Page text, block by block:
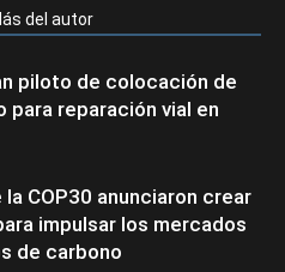
del autor
piloto de colocación de
para reparación vial en
COP30 anunciaron crear
impulsar los mercados
de carbono